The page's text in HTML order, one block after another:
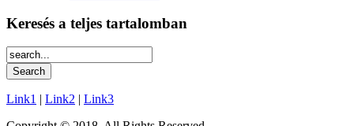
Keresés a teljes tartalomban
Link1 | Link2 | Link3